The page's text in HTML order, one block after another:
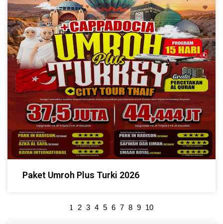
Paket Umroh Plus Turki 2026
1 2 3 4 5 6 7 8 9 10